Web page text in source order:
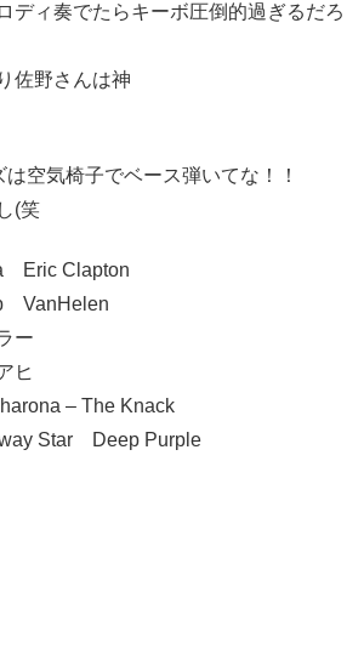
ディ奏でたらキーボ圧倒的過ぎるだろ
佐野さんは神
空気椅子でベース弾いてな！！
(笑
Eric Clapton
ー
– The Knack
Star Deep Purple